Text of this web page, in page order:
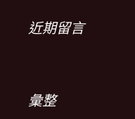
近期留言
彙整